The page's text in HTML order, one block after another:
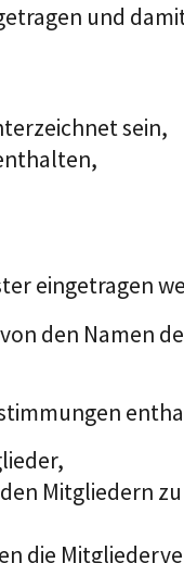
und
sein,
eingetragen
den Namen
Mitgliedern
die